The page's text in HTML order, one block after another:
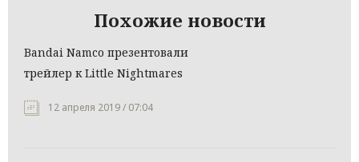
Похожие новости
Bandai Namco презентовали
трейлер к Little Nightmares
12 апреля 2019 / 07:04